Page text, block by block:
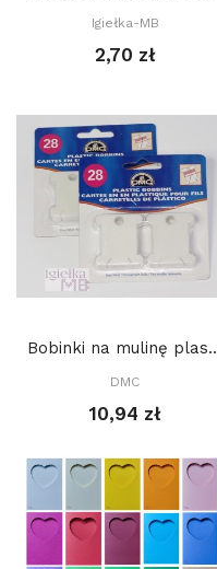
Igiełka-MB
2,70 zł
Bobinki na mulinę
DMC
10,94 zł